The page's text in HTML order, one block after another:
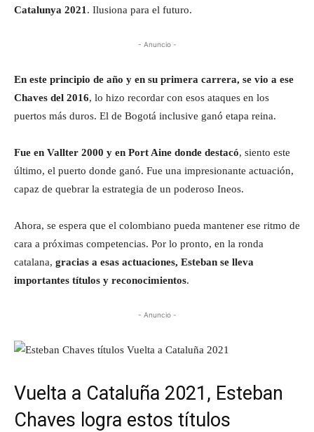
Catalunya 2021 . Ilusiona para el futuro.
- Anuncio -
En este principio de año y en su primera carrera, se vio a ese
Chaves del 2016, lo hizo recordar con esos ataques en los
puertos más duros. El de Bogotá inclusive ganó etapa reina.
Fue en Vallter 2000 y en Port Aine donde destacó, siento este
último, el puerto donde ganó. Fue una impresionante actuación,
capaz de quebrar la estrategia de un poderoso Ineos.
Ahora, se espera que el colombiano pueda mantener ese ritmo de
cara a próximas competencias. Por lo pronto, en la ronda
catalana, gracias a esas actuaciones, Esteban se lleva
importantes títulos y reconocimientos.
- Anuncio -
Vuelta a Cataluña 2021, Esteban
Chaves logra estos títulos